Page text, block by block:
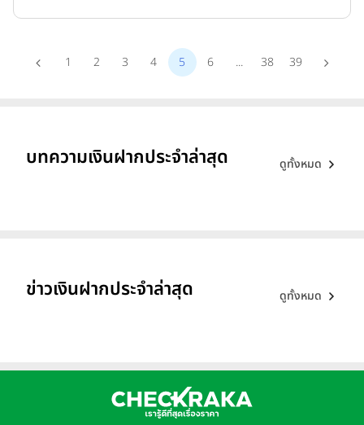
1 2 3 4 5 6 ... 38 39
บทความเงินฝากประจำล่าสุด ดูทั้งหมด
ข่าวเงินฝากประจำล่าสุด ดูทั้งหมด